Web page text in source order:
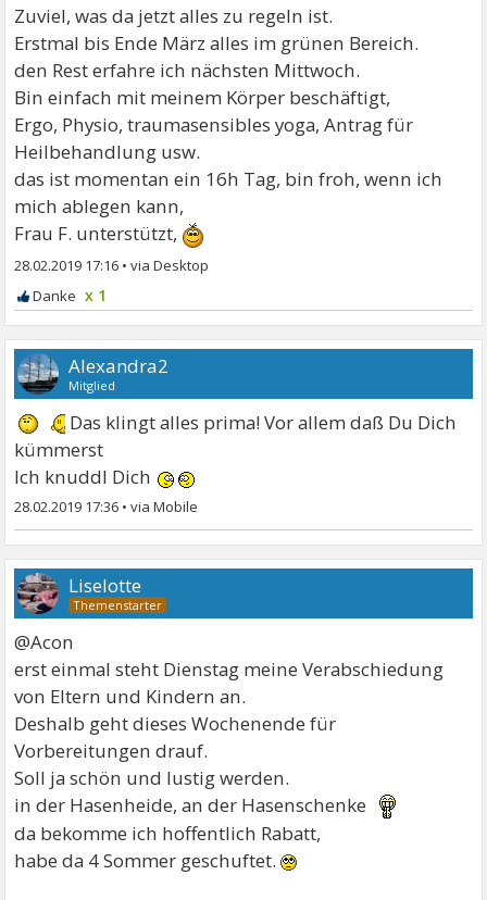
Zuviel, was da jetzt alles zu regeln ist.
Erstmal bis Ende März alles im grünen Bereich.
den Rest erfahre ich nächsten Mittwoch.
Bin einfach mit meinem Körper beschäftigt,
Ergo, Physio, traumasensibles yoga, Antrag für
Heilbehandlung usw.
das ist momentan ein 16h Tag, bin froh, wenn ich
mich ablegen kann,
Frau F. unterstützt,
28.02.2019 17:16 •
x 1
Alexandra2
Mitglied
Das klingt alles prima! Vor allem daß Du Dich
kümmerst
Ich knuddl Dich
28.02.2019 17:36 •
Liselotte
@Acon
erst einmal steht Dienstag meine Verabschiedung
von Eltern und Kindern an.
Deshalb geht dieses Wochenende für
Vorbereitungen drauf.
Soll ja schön und lustig werden.
in der Hasenheide, an der Hasenschenke
da bekomme ich hoffentlich Rabatt,
habe da 4 Sommer geschuftet.